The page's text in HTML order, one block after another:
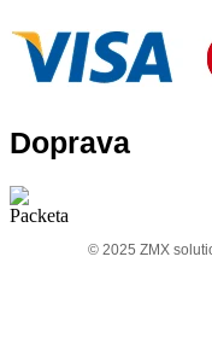
Doprava
© 2025 ZMX